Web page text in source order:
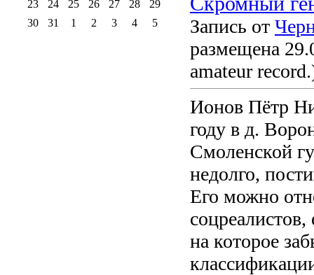
Запись от
размещена
amateur
Ионов Пётр
году в д.
Смоленской
недолго,
Его можно
на которое
23
24 25 26 27 28
29
30
31 1 2 3 4 5